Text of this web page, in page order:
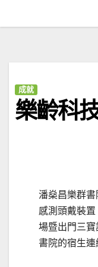
成就
樂齡科
潘燊昌樂群書
感測頭戴裝
場暨出門三
書院的宿生連